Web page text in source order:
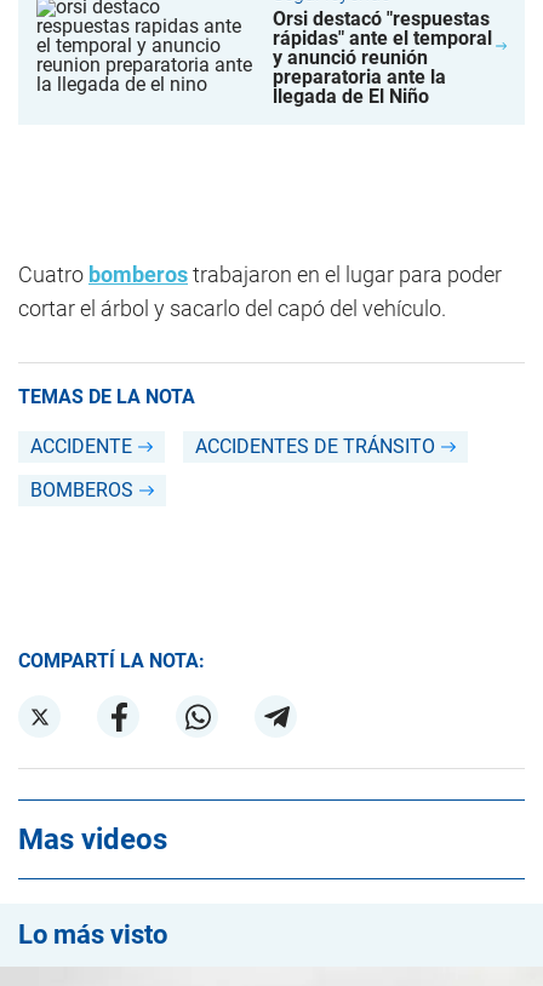
Orsi destacó "respuestas
rápidas" ante el temporal
y anunció reunión
preparatoria ante la
llegada de El Niño
Cuatro bomberostrabajaron en el lugar para poder
cortar el árbol y sacarlo del capó del vehículo.
TEMAS DE LA NOTA
ACCIDENTE
ACCIDENTES DE TRÁNSITO
BOMBEROS
COMPARTÍ LA NOTA:
Mas videos
Lo más visto